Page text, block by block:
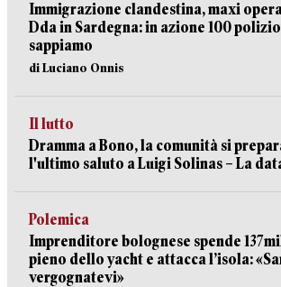
Immigrazione clandestina, maxi
Dda in Sardegna: in azione 100
sappiamo
di Luciano Onnis
Il lutto
Dramma a Bono, la comunità si
l'ultimo saluto a Luigi Solinas – La
Polemica
Imprenditore bolognese spende
pieno dello yacht e attacca l’isola:
vergognatevi»